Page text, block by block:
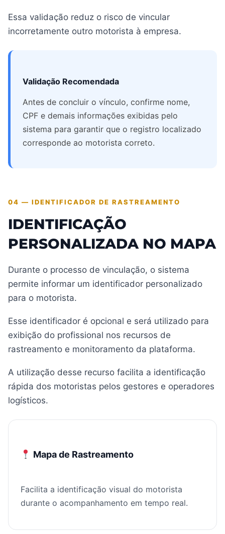
Essa validação reduz o risco de vincular
incorretamente outro motorista à empresa.
Validação Recomendada
Antes de concluir o vínculo, confirme nome,
CPF e demais informações exibidas pelo
sistema para garantir que o registro localizado
corresponde ao motorista correto.
04 — IDENTIFICADOR DE RASTREAMENTO
IDENTIFICAÇÃO
PERSONALIZADA NO MAPA
Durante o processo de vinculação, o sistema
permite informar um identificador personalizado
para o motorista.
Esse identificador é opcional e será utilizado para
exibição do profissional nos recursos de
rastreamento e monitoramento da plataforma.
A utilização desse recurso facilita a identificação
rápida dos motoristas pelos gestores e operadores
logísticos.
Mapa de Rastreamento
Facilita a identificação visual do motorista
durante o acompanhamento em tempo real.